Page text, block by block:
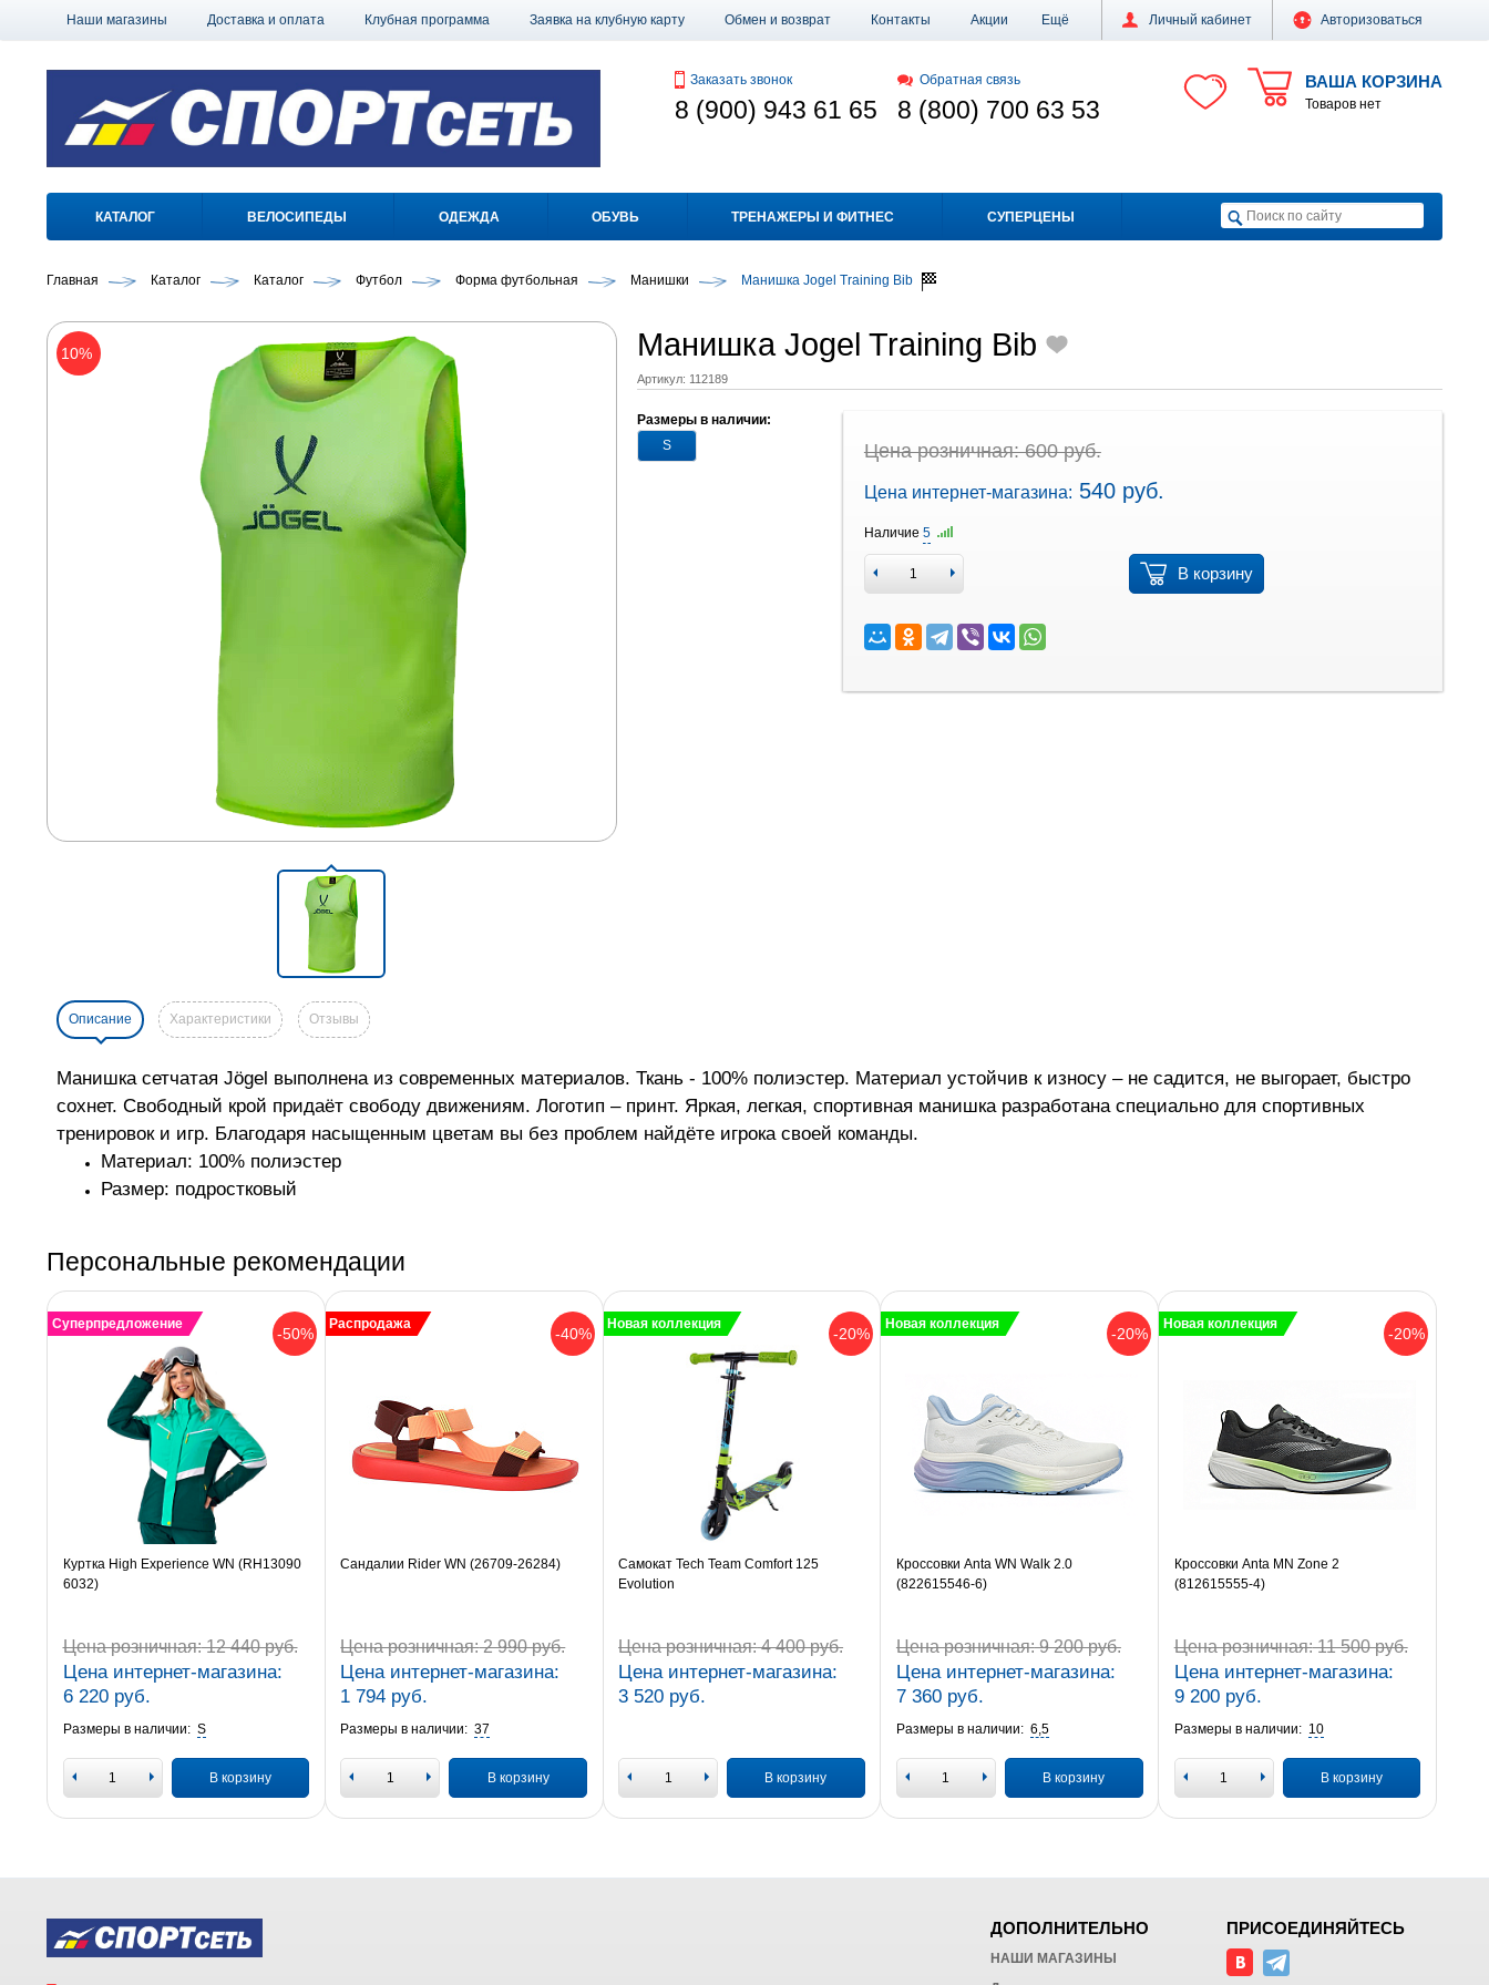
Личный кабинет Авторизоваться
Наши магазины Доставка и оплата Клубная программа Заявка на клубную карту Обмен и возврат Контакты Акции Ещё
ВАША КОРЗИНА
Товаров нет
Заказать звонок
8 (900) 943 61 65
Обратная связь
8 (800) 700 63 53
КАТАЛОГ ВЕЛОСИПЕДЫ ОДЕЖДА ОБУВЬ ТРЕНАЖЕРЫ И ФИТНЕС СУПЕРЦЕНЫ
Главная Каталог Каталог Футбол Форма футбольная Манишки Манишка Jogel Training Bib
Манишка Jogel Training Bib
Артикул: 112189
10%
Размеры в наличии:
S
Цена розничная: 600 руб.
Цена интернет-магазина: 540 руб.
Наличие 5
В корзину
Описание Характеристики Отзывы
Манишка сетчатая Jögel выполнена из современных материалов. Ткань - 100% полиэстер. Материал устойчив к износу – не садится, не выгорает, быстро
сохнет. Свободный крой придаёт свободу движениям. Логотип – принт. Яркая, легкая, спортивная манишка разработана специально для спортивных
тренировок и игр. Благодаря насыщенным цветам вы без проблем найдёте игрока своей команды.
Материал: 100% полиэстер
Размер: подростковый
Персональные рекомендации
-50%
Суперпредложение
Куртка High Experience WN (RH13090
6032)
Цена розничная:12 440 руб.
Цена интернет-магазина:
6 220 руб.
Размеры в наличии: S
В корзину
-40%
Распродажа
Сандалии Rider WN (26709-26284)
Цена розничная:2 990 руб.
Цена интернет-магазина:
1 794 руб.
Размеры в наличии: 37
В корзину
-20%
Новая коллекция
Самокат Tech Team Comfort 125
Evolution
Цена розничная:4 400 руб.
Цена интернет-магазина:
3 520 руб.
В корзину
-20%
Новая коллекция
Кроссовки Anta WN Walk 2.0
(822615546-6)
Цена розничная:9 200 руб.
Цена интернет-магазина:
7 360 руб.
Размеры в наличии: 6,5
В корзину
-20%
Новая коллекция
Кроссовки Anta MN Zone 2
(812615555-4)
Цена розничная:11 500 руб.
Цена интернет-магазина:
9 200 руб.
Размеры в наличии: 10
В корзину
ДОПОЛНИТЕЛЬНО
НАШИ МАГАЗИНЫ
ПРИСОЕДИНЯЙТЕСЬ